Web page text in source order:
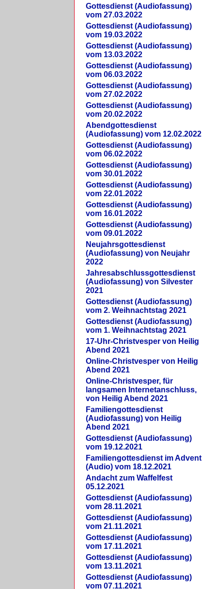
Gottesdienst (Audiofassung)
vom 27.03.2022
Gottesdienst (Audiofassung)
vom 19.03.2022
Gottesdienst (Audiofassung)
vom 13.03.2022
Gottesdienst (Audiofassung)
vom 06.03.2022
Gottesdienst (Audiofassung)
vom 27.02.2022
Gottesdienst (Audiofassung)
vom 20.02.2022
Abendgottesdienst
(Audiofassung) vom 12.02.2022
Gottesdienst (Audiofassung)
vom 06.02.2022
Gottesdienst (Audiofassung)
vom 30.01.2022
Gottesdienst (Audiofassung)
vom 22.01.2022
Gottesdienst (Audiofassung)
vom 16.01.2022
Gottesdienst (Audiofassung)
vom 09.01.2022
Neujahrsgottesdienst
(Audiofassung) von Neujahr
2022
Jahresabschlussgottesdienst
(Audiofassung) von Silvester
2021
Gottesdienst (Audiofassung)
vom 2. Weihnachtstag 2021
Gottesdienst (Audiofassung)
vom 1. Weihnachtstag 2021
17-Uhr-Christvesper von Heilig
Abend 2021
Online-Christvesper von Heilig
Abend 2021
Online-Christvesper, für
langsamen Internetanschluss,
von Heilig Abend 2021
Familiengottesdienst
(Audiofassung) von Heilig
Abend 2021
Gottesdienst (Audiofassung)
vom 19.12.2021
Familiengottesdienst im Advent
(Audio) vom 18.12.2021
Andacht zum Waffelfest
05.12.2021
Gottesdienst (Audiofassung)
vom 28.11.2021
Gottesdienst (Audiofassung)
vom 21.11.2021
Gottesdienst (Audiofassung)
vom 17.11.2021
Gottesdienst (Audiofassung)
vom 13.11.2021
Gottesdienst (Audiofassung)
vom 07.11.2021